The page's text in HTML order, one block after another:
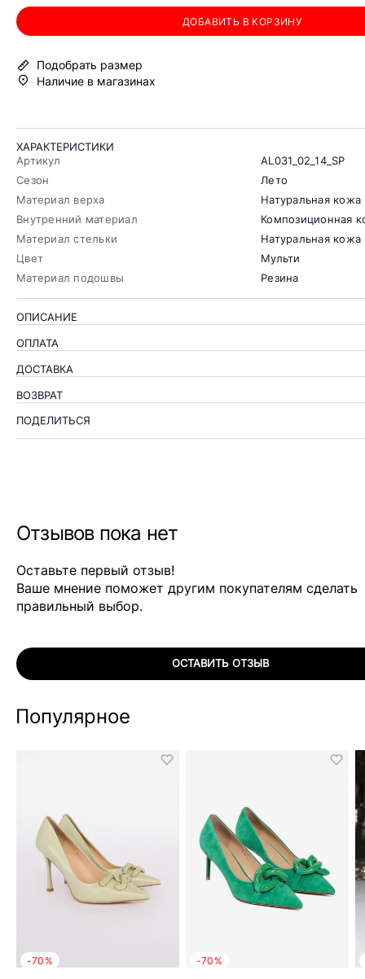
ДОБАВИТЬ В КОРЗИНУ
Подобрать размер
Наличие в магазинах
ХАРАКТЕРИСТИКИ
Артикул
AL031_02_14_SP
Сезон
Лето
Материал верха
Натуральная кожа
Внутренний материал
Композиционная
Материал стельки
Натуральная кожа
Цвет
Мульти
Материал подошвы
Резина
ОПИСАНИЕ
ОПЛАТА
ДОСТАВКА
ВОЗВРАТ
ПОДЕЛИТЬСЯ
Отзывов пока нет
Оставьте первый отзыв!
Ваше мнение поможет другим покупателям сделать
правильный выбор.
ОСТАВИТЬ ОТЗЫВ
Популярное
-70% -70%